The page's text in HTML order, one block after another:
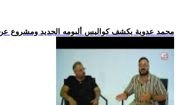
.. محمد عدوية يكشف كواليس ألبومه الجديد ومشروع